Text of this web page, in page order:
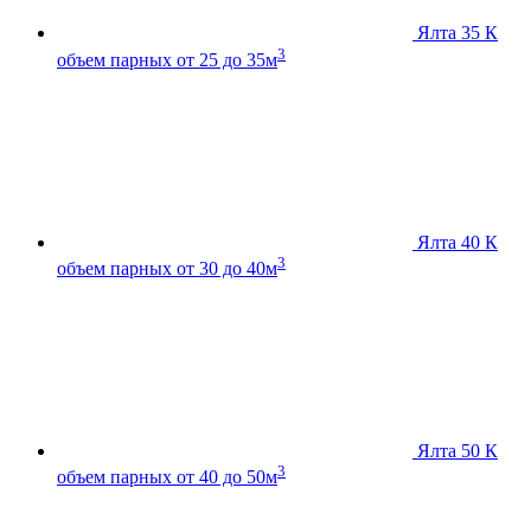
Ялта 35 К
объем парных от 25 до 35м3
Ялта 40 К
объем парных от 30 до 40м3
Ялта 50 К
объем парных от 40 до 50м3